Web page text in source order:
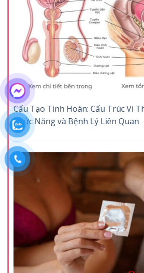
Cấu Tạo Tinh Hoàn: Cấu Trúc Vi
Chức Năng và Bệnh Lý Liên Quan